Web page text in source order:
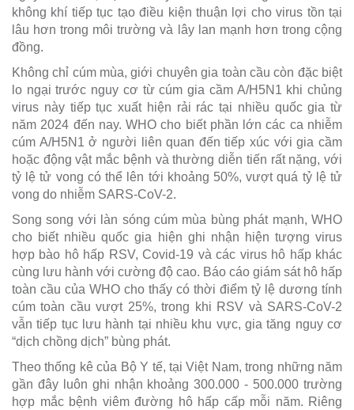
không khí tiếp tục tạo điều kiện thuận lợi cho virus tồn tại
lâu hơn trong môi trường và lây lan mạnh hơn trong cộng
đồng.
Không chỉ cúm mùa, giới chuyên gia toàn cầu còn đặc biệt
lo ngại trước nguy cơ từ cúm gia cầm A/H5N1 khi chủng
virus này tiếp tục xuất hiện rải rác tại nhiều quốc gia từ
năm 2024 đến nay. WHO cho biết phần lớn các ca nhiễm
cúm A/H5N1 ở người liên quan đến tiếp xúc với gia cầm
hoặc động vật mắc bệnh và thường diễn tiến rất nặng, với
tỷ lệ tử vong có thể lên tới khoảng 50%, vượt quá tỷ lệ tử
vong do nhiễm SARS-CoV-2.
Song song với làn sóng cúm mùa bùng phát mạnh, WHO
cho biết nhiều quốc gia hiện ghi nhận hiện tượng virus
hợp bào hô hấp RSV, Covid-19 và các virus hô hấp khác
cùng lưu hành với cường độ cao. Báo cáo giám sát hô hấp
toàn cầu của WHO cho thấy có thời điểm tỷ lệ dương tính
cúm toàn cầu vượt 25%, trong khi RSV và SARS-CoV-2
vẫn tiếp tục lưu hành tại nhiều khu vực, gia tăng nguy cơ
“dịch chồng dịch” bùng phát.
Theo thống kê của Bộ Y tế, tại Việt Nam, trong những năm
gần đây luôn ghi nhận khoảng 300.000 - 500.000 trường
hợp mắc bệnh viêm đường hô hấp cấp mỗi năm. Riêng